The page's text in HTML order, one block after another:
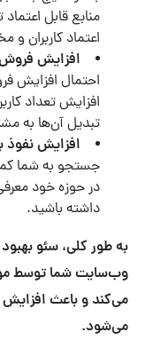
منابع قابل
اعتماد کاربران
افزایش
احتمال افزایش
افزایش تعداد
تبدیل آن‌ها به
افزایش نفوذ
جستجو به شما کمک
در حوزه خود
داشته باشید.
به طور کلی، سئو
وب‌سایت شما توسط
می‌کند و باعث افزایش
می‌شود.